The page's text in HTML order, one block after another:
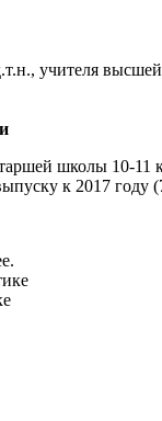
учителя
школы 10-11
к 2017 году